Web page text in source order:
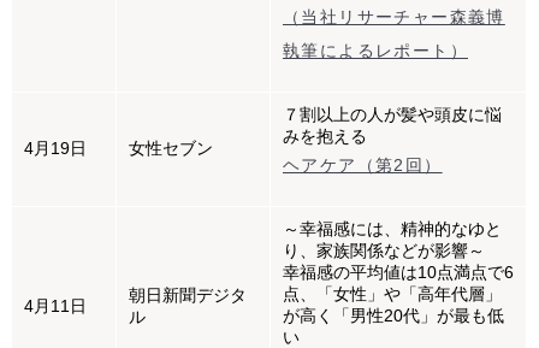
（当社リサーチャー森義博
執筆によるレポート）
4月19日 女性セブン
７割以上の人が髪や頭皮に悩
みを抱える
ヘアケア（第2回）
4月11日
朝日新聞デジタ
ル
～幸福感には、精神的なゆと
り、家族関係などが影響～
幸福感の平均値は10点満点で6
点、「女性」や「高年代層」
が高く「男性20代」が最も低
い